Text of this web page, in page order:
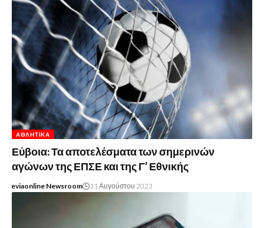
ΑΘΛΗΤΙΚΆ
Εύβοια: Τα αποτελέσματα των σημερινών
αγώνων της ΕΠΣΕ και της Γ’ Εθνικής
eviaonline Newsroom 11 Αυγούστου 2023